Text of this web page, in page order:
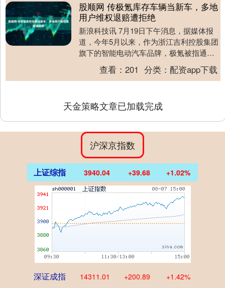
股顺网 传极氪库存车辆当新车，多地
用户维权退赔遭拒绝
新浪科技讯 7月19日下午消息，据媒体报
道，今年5月以来，作为浙江吉利控股集团
旗下的智能电动汽车品牌，极氪被指通过
直营门店体系，将大量已投保过户的库存
车辆当作新....
查看：201 分类：配资app下载
天金策略文章已加载完成
沪深京指数
上证综指 3940.04 +39.68 +1.02%
深证成指 14311.01 +200.89 +1.42%